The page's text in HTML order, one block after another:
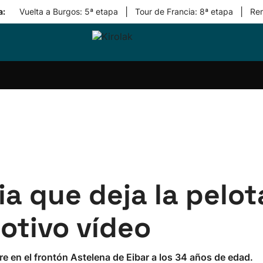
Vuelta a Burgos: 5ª etapa Tour de Francia: 8ª etapa
Equipos
que deja la
vídeo
en el frontón Astelena de Eibar a los 34 años de edad.